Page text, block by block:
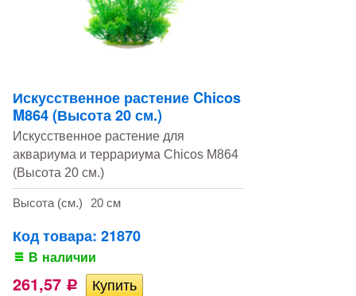
Искусственное растение Chicos
M864 (Высота 20 см.)
Искусственное растение для
аквариума и террариума Chicos M864
(Высота 20 см.)
Высота (см.) 20 см
Код товара: 21870
В наличии
261,57 Р